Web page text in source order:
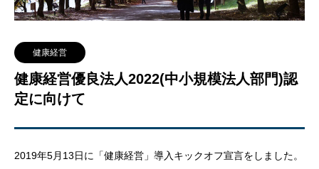
健康経営
健康経営優良法人2022(中小規模法人部門)認
定に向けて
2019年5月13日に「健康経営」導入キックオフ宣言をしました。